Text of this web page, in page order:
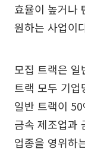
효율이 높거나
원하는 사업이
모집 트랙은
트랙 모두 기
일반 트랙이
금속 제조업과
업종을 영위하